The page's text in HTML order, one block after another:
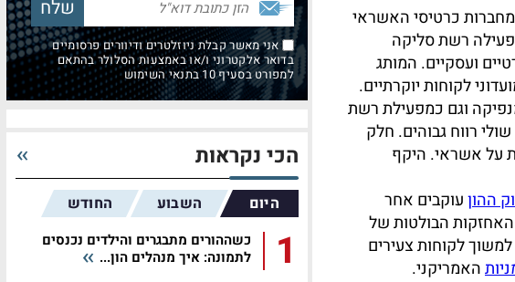
כרטיסי האשראי
רשת סליקה
ועסקיים. המותג
לקוחות יוקרתיים.
וגם כמפעילת רשת
רווח גבוהים. חלק
על אשראי. היקף
ההוןעוקבים אחר
הבולטות של
לקוחות צעירים
האמריקני.
אני מאשר קבלת ניוזלטרים ודיוורים פרסומיים
בדואר אלקטרוני ו/או באמצעות הסלולר בהתאם
למפורט בסעיף 10 בתנאי השימוש
הכי נקראות
היום השבוע החודש
1
כשההורים מתבגרים והילדים נכנסים
לתמונה: איך מנהלים הון...